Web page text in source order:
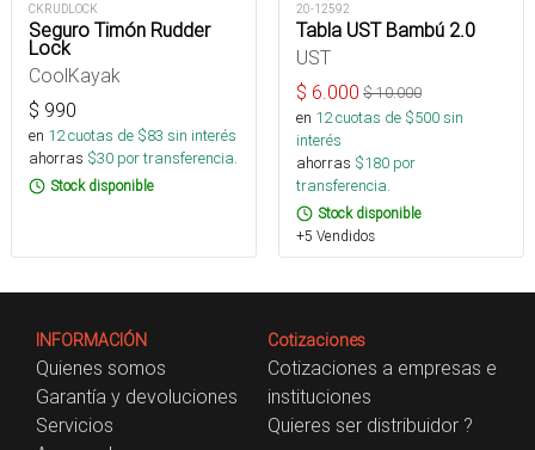
CKRUDLOCK
Seguro Timón Rudder
Lock
CoolKayak
$ 990
en 12cuotas de $83 sin interés
ahorras $30 por transferencia.
Stock disponible
20-12592
Tabla UST Bambú 2.0
UST
$ 6.000 $10.000
en 12cuotas de $500sin
interés
ahorras $180 por
transferencia.
Stock disponible
+5 Vendidos
INFORMACIÓN
Quienes somos
Garantía y devoluciones
Servicios
Cotizaciones
Cotizaciones a empresas e
instituciones
Quieres ser distribuidor ?